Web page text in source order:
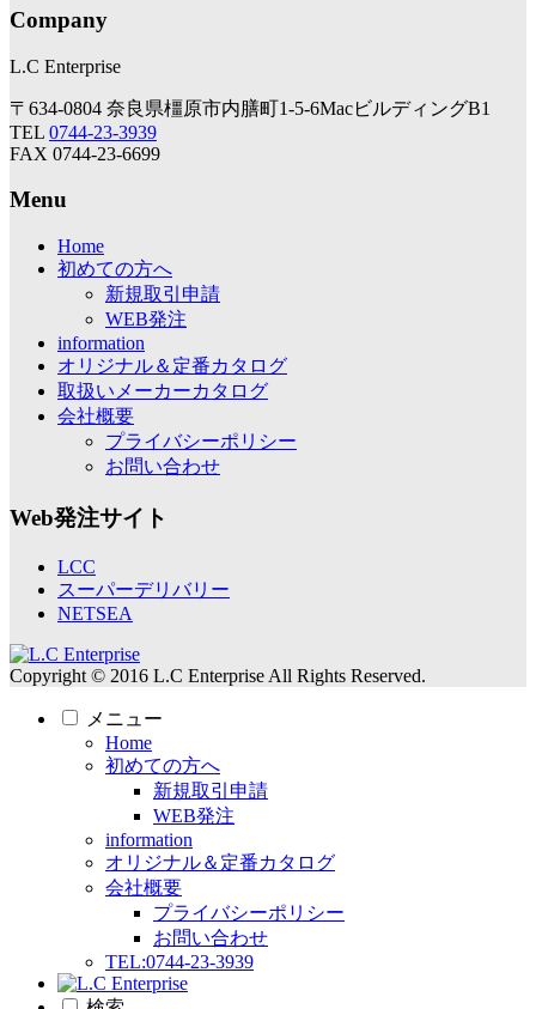
Company
L.C Enterprise
〒634-0804 奈良県橿原市内膳町1-5-6MacビルディングB1
TEL 0744-23-3939
FAX 0744-23-6699
Menu
Home
初めての方へ
新規取引申請
WEB発注
information
オリジナル＆定番カタログ
取扱いメーカーカタログ
会社概要
プライバシーポリシー
お問い合わせ
Web発注サイト
LCC
スーパーデリバリー
NETSEA
Copyright © 2016 L.C Enterprise All Rights Reserved.
メニュー
Home
初めての方へ
新規取引申請
WEB発注
information
オリジナル＆定番カタログ
会社概要
プライバシーポリシー
お問い合わせ
TEL:0744-23-3939